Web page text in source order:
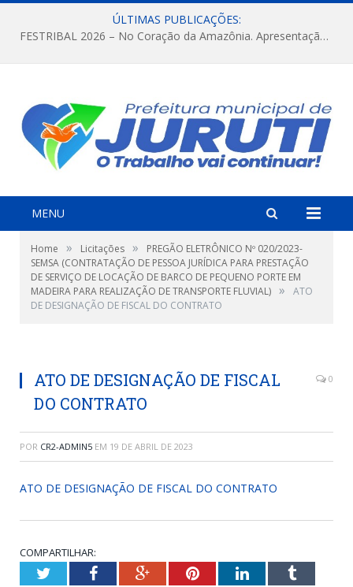
ÚLTIMAS PUBLICAÇÕES:
FESTRIBAL 2026 – No Coração da Amazônia. Apresentação da Munduruku.
MENU
Home » Licitações »
PREGÃO ELETRÔNICO Nº 020/2023-
SEMSA (CONTRATAÇÃO DE PESSOA JURÍDICA PARA PRESTAÇÃO
DE SERVIÇO DE LOCAÇÃO DE BARCO DE PEQUENO PORTE EM
MADEIRA PARA REALIZAÇÃO DE TRANSPORTE FLUVIAL) »
ATO
DE DESIGNAÇÃO DE FISCAL DO CONTRATO
ATO DE DESIGNAÇÃO DE FISCAL
DO CONTRATO
0
POR CR2-ADMIN5 EM 19 DE ABRIL DE 2023
ATO DE DESIGNAÇÃO DE FISCAL DO CONTRATO
COMPARTILHAR:
TwitterFacebookGoogle+PinterestLinkedInTumblr